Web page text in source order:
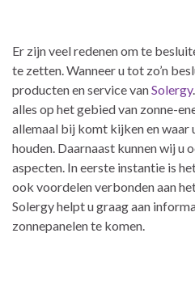
Er zijn veel redenen om te
te zetten. Wanneer u tot zo’n
producten en service vanSolergy
alles op het gebied van zonne-
allemaal bij komt kijken en waar
houden. Daarnaast kunnen wij u
aspecten. In eerste instantie is
ook voordelen verbonden aan
Solergy helpt u graag aan
zonnepanelen te komen.